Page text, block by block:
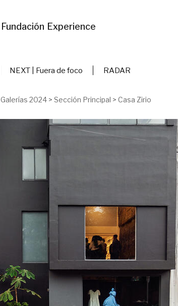
Fundación Experience
NEXT | Fuera de foco RADAR
Galerías 2024 > Sección Principal > Casa Zirio